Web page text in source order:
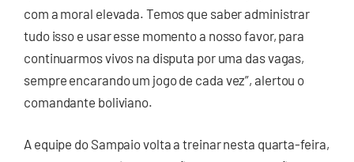
com a moral elevada. Temos que saber administrar
tudo isso e usar esse momento a nosso favor, para
continuarmos vivos na disputa por uma das vagas,
sempre encarando um jogo de cada vez”, alertou o
comandante boliviano.
A equipe do Sampaio volta a treinar nesta quarta-feira,